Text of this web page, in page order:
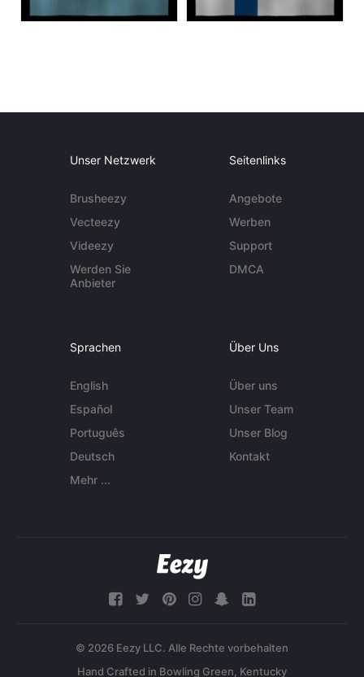
Unser Netzwerk
Brusheezy
Vecteezy
Videezy
Werden Sie
Anbieter
Seitenlinks
Angebote
Werben
Support
DMCA
Sprachen
English
Español
Português
Deutsch
Mehr ...
Über Uns
Über uns
Unser Team
Unser Blog
Kontakt
© 2026 Eezy LLC. Alle Rechte vorbehalten